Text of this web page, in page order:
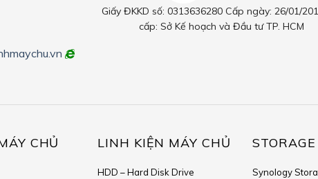
Giấy ĐKKD số: 0313636280 Cấp ngày: 26/01/
cấp: Sở Kế hoạch và Đầu tư TP. HCM
CHỦ LINH KIỆN MÁY CHỦ
HDD – Hard Disk Drive Synology